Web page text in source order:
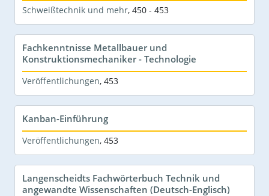
Schweißtechnik und mehr, 450 - 453
Fachkenntnisse Metallbauer und
Konstruktionsmechaniker - Technologie
Veröffentlichungen, 453
Kanban-Einführung
Veröffentlichungen, 453
Langenscheidts Fachwörterbuch Technik und
angewandte Wissenschaften (Deutsch-Englisch)